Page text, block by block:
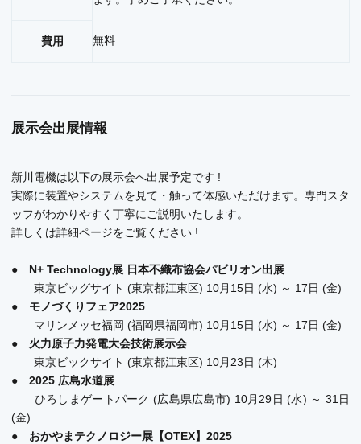
費用 無料
展示会出展情報
新川電機は以下の展示会へ出展予定です !
実際に装置やシステムを見て・触って体感いただけます。専門スタ
ッフがわかりやすく丁寧にご説明いたします。
詳しくは詳細ページをご覧ください !
● N+ Technology展 日本不織布協会パビリオン出展
東京ビッグサイト (東京都江東区) 10月15日 (水) ～ 17日 (金)
● モノづくりフェア2025
マリンメッセ福岡 (福岡県福岡市) 10月15日 (水) ～ 17日 (金)
● 火力原子力発電大会技術展示会
東京ビックサイト (東京都江東区) 10月23日 (木)
● 2025 広島水道展
ひろしまゲートパーク (広島県広島市) 10月29日 (水) ～ 31日
(金)
● おかやまテクノロジー展【OTEX】2025